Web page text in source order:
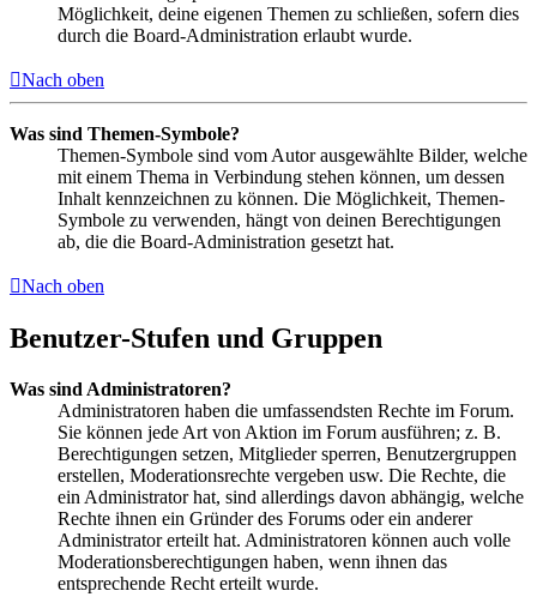
Möglichkeit, deine eigenen Themen zu schließen, sofern dies
durch die Board-Administration erlaubt wurde.
Nach oben
Was sind Themen-Symbole?
Themen-Symbole sind vom Autor ausgewählte Bilder, welche
mit einem Thema in Verbindung stehen können, um dessen
Inhalt kennzeichnen zu können. Die Möglichkeit, Themen-
Symbole zu verwenden, hängt von deinen Berechtigungen
ab, die die Board-Administration gesetzt hat.
Nach oben
Benutzer-Stufen und Gruppen
Was sind Administratoren?
Administratoren haben die umfassendsten Rechte im Forum.
Sie können jede Art von Aktion im Forum ausführen; z. B.
Berechtigungen setzen, Mitglieder sperren, Benutzergruppen
erstellen, Moderationsrechte vergeben usw. Die Rechte, die
ein Administrator hat, sind allerdings davon abhängig, welche
Rechte ihnen ein Gründer des Forums oder ein anderer
Administrator erteilt hat. Administratoren können auch volle
Moderationsberechtigungen haben, wenn ihnen das
entsprechende Recht erteilt wurde.